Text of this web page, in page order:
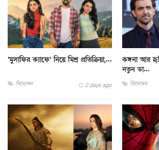
‘মুসাফির ক্যাফে’ নিয়ে মিশ্র প্রতিক্রিয়া,...
বিনোদন 2 days ago
কঙ্গনা আর
নতুন ডা...
বিনোদন